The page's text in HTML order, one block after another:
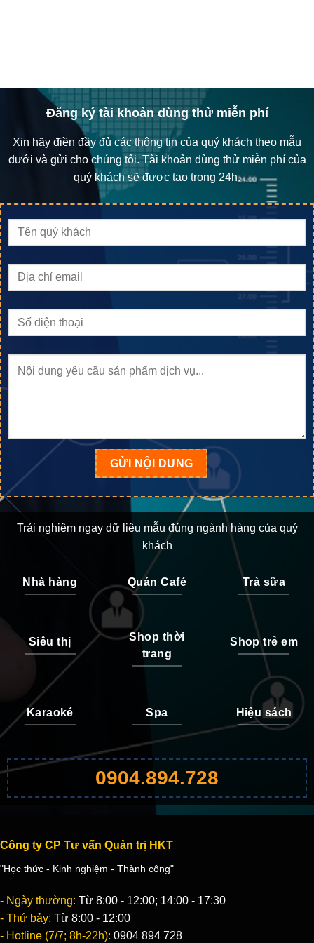
Đăng ký tài khoản dùng thử miễn phí
Xin hãy điền đầy đủ các thông tin của quý khách theo mẫu
dưới và gửi cho chúng tôi. Tài khoản dùng thử miễn phí của
quý khách sẽ được tạo trong 24h.
Trải nghiệm ngay dữ liệu mẫu đúng ngành hàng của quý
khách
Nhà hàng Quán Café Trà sữa
Siêu thị
Shop thời
trang
Shop trẻ em
Karaoké Spa Hiệu sách
0904.894.728
Công ty CP Tư vấn Quản trị HKT
"Học thức - Kinh nghiệm - Thành công"
- Ngày thường: Từ 8:00 - 12:00; 14:00 - 17:30
- Thứ bảy: Từ 8:00 - 12:00
- Hotline (7/7; 8h-22h): 0904 894 728